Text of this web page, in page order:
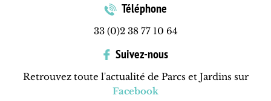
Téléphone
33 (0)2 38 77 10 64
Suivez-nous
Retrouvez toute l'actualité de Parcs et Jardins sur
Facebook